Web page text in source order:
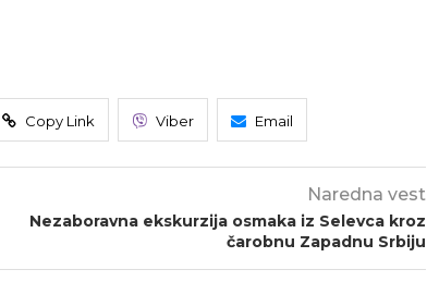
Copy Link Viber Email
Naredna vest
Nezaboravna ekskurzija osmaka iz Selevca kroz
čarobnu Zapadnu Srbiju